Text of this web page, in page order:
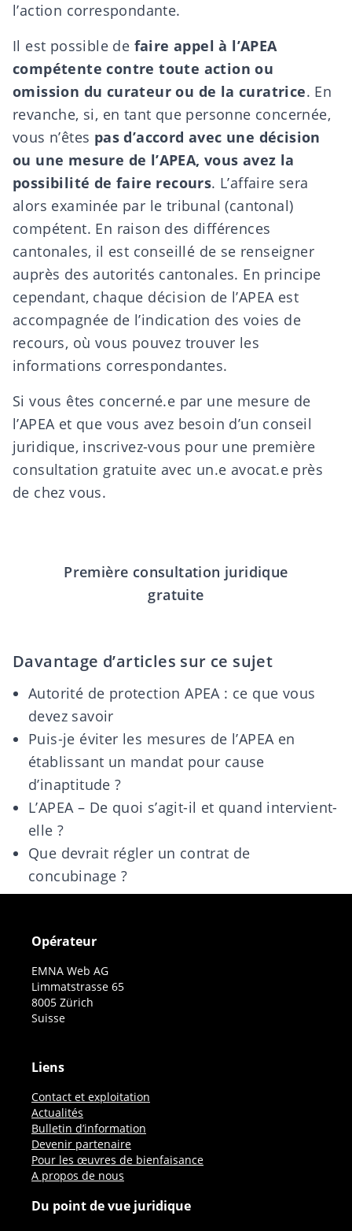
l’action correspondante.
Il est possible de faire appel à l’APEA
compétente contre toute action ou
omission du curateur ou de la curatrice. En
revanche, si, en tant que personne concernée,
vous n’êtes pas d’accord avec une décision
ou une mesure de l’APEA, vous avez la
possibilité de faire recours. L’affaire sera
alors examinée par le tribunal (cantonal)
compétent. En raison des différences
cantonales, il est conseillé de se renseigner
auprès des autorités cantonales. En principe
cependant, chaque décision de l’APEA est
accompagnée de l’indication des voies de
recours, où vous pouvez trouver les
informations correspondantes.
Si vous êtes concerné.e par une mesure de
l’APEA et que vous avez besoin d’un conseil
juridique, inscrivez-vous pour une première
consultation gratuite avec un.e avocat.e près
de chez vous.
Première consultation juridique
gratuite
Davantage d’articles sur ce sujet
Autorité de protection APEA : ce que vous
devez savoir
Puis-je éviter les mesures de l’APEA en
établissant un mandat pour cause
d’inaptitude ?
L’APEA – De quoi s’agit-il et quand intervient-
elle ?
Que devrait régler un contrat de
concubinage ?
Opérateur
EMNA Web AG
Limmatstrasse 65
8005 Zürich
Suisse
Liens
Contact et exploitation
Actualités
Bulletin d’information
Devenir partenaire
Pour les œuvres de bienfaisance
A propos de nous
Du point de vue juridique